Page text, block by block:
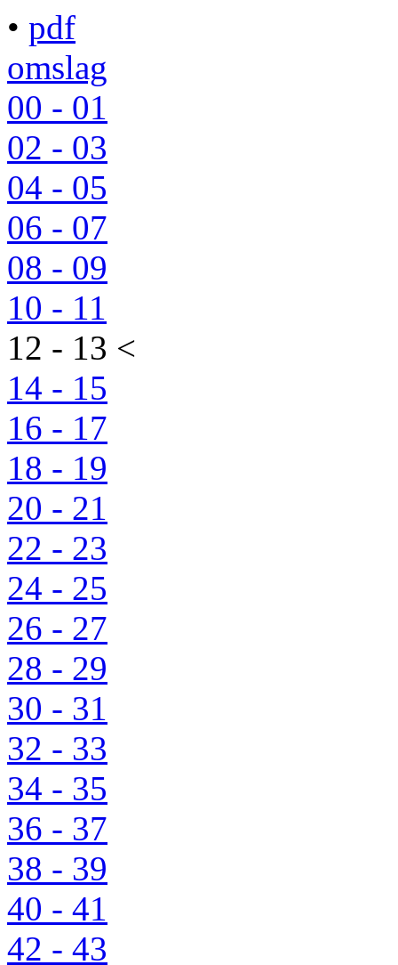
• pdf
omslag
00 - 01
02 - 03
04 - 05
06 - 07
08 - 09
10 - 11
12 - 13 <
14 - 15
16 - 17
18 - 19
20 - 21
22 - 23
24 - 25
26 - 27
28 - 29
30 - 31
32 - 33
34 - 35
36 - 37
38 - 39
40 - 41
42 - 43